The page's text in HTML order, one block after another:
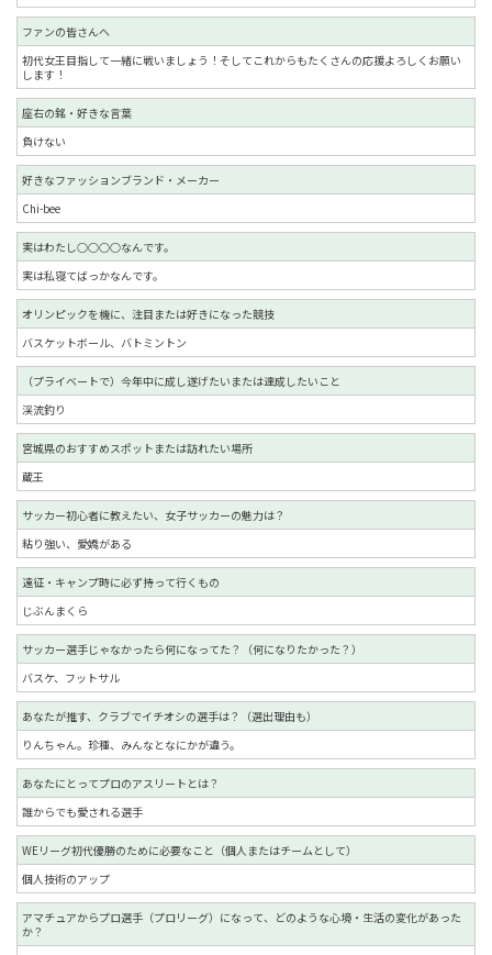
ファンの皆さんへ
初代女王目指して一緒に戦いましょう！そしてこれからもたくさんの応援よろしくお願い
します！
座右の銘・好きな言葉
負けない
好きなファッションブランド・メーカー
Chi-bee
実はわたし○○○○なんです。
実は私寝てばっかなんです。
オリンピックを機に、注目または好きになった競技
バスケットボール、バトミントン
（プライベートで）今年中に成し遂げたいまたは達成したいこと
渓流釣り
宮城県のおすすめスポットまたは訪れたい場所
蔵王
サッカー初心者に教えたい、女子サッカーの魅力は？
粘り強い、愛嬌がある
遠征・キャンプ時に必ず持って行くもの
じぶんまくら
サッカー選手じゃなかったら何になってた？（何になりたかった？）
バスケ、フットサル
あなたが推す、クラブでイチオシの選手は？（選出理由も）
りんちゃん。珍種、みんなとなにかが違う。
あなたにとってプロのアスリートとは？
誰からでも愛される選手
WEリーグ初代優勝のために必要なこと（個人またはチームとして）
個人技術のアップ
アマチュアからプロ選手（プロリーグ）になって、どのような心境・生活の変化があった
か？